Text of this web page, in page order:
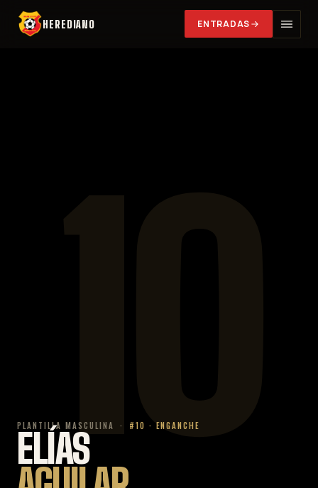
HEREDIANO ENTRADAS
10
PLANTILLA MASCULINA · #10 · ENGANCHE
ELÍAS